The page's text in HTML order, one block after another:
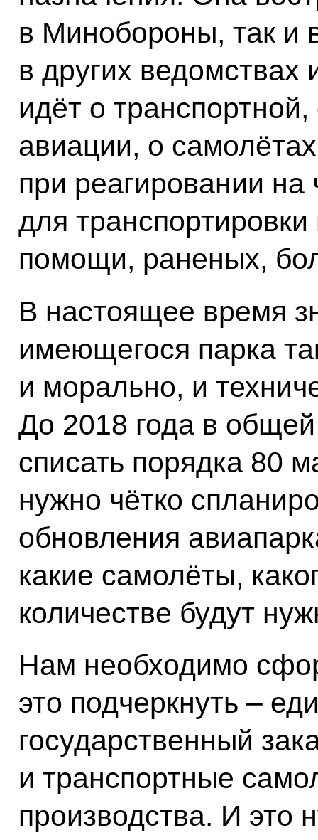
в Минобороны, так
в других ведомствах
идёт о
авиации, о
при реагировании
для
помощи, раненых,
В настоящее время
имеющегося парка
и морально, и
До 2018 года в
списать порядка 80
нужно чётко
обновления
какие самолёты,
количестве будут
Нам необходимо
это подчеркнуть –
государственный
и транспортные
производства. И это